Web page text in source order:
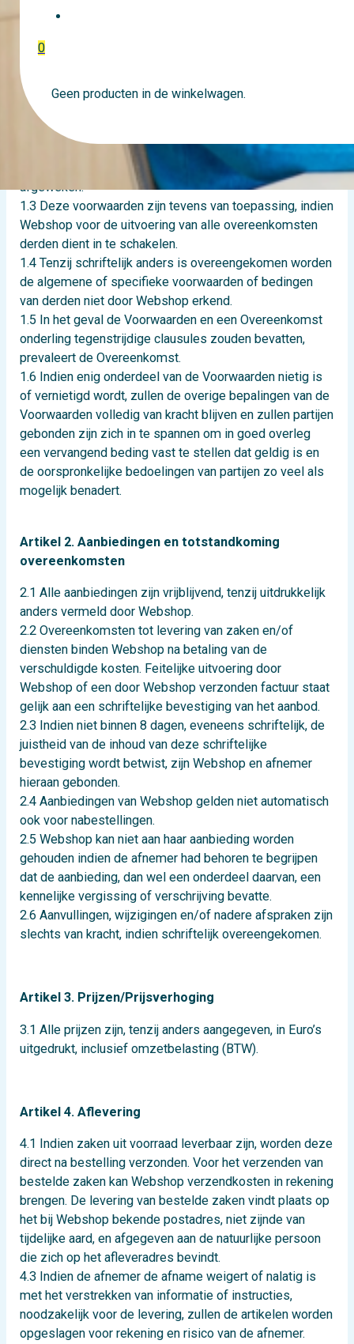
0
Geen producten in de winkelwagen.
1.1 Onder ‘Webshop’ wordt in deze algemene
verkoopvoorwaarden verstaan: VITAWEBSHOP
1.2 Deze voorwaarden maken deel uit van alle
aanbiedingen van en overeenkomsten met Webshop
voor zover daarvan niet uitdrukkelijk schriftelijk is
afgeweken.
1.3 Deze voorwaarden zijn tevens van toepassing, indien
Webshop voor de uitvoering van alle overeenkomsten
derden dient in te schakelen.
1.4 Tenzij schriftelijk anders is overeengekomen worden
de algemene of specifieke voorwaarden of bedingen
van derden niet door Webshop erkend.
1.5 In het geval de Voorwaarden en een Overeenkomst
onderling tegenstrijdige clausules zouden bevatten,
prevaleert de Overeenkomst.
1.6 Indien enig onderdeel van de Voorwaarden nietig is
of vernietigd wordt, zullen de overige bepalingen van de
Voorwaarden volledig van kracht blijven en zullen partijen
gebonden zijn zich in te spannen om in goed overleg
een vervangend beding vast te stellen dat geldig is en
de oorspronkelijke bedoelingen van partijen zo veel als
mogelijk benadert.
Artikel 2. Aanbiedingen en totstandkoming
overeenkomsten
2.1 Alle aanbiedingen zijn vrijblijvend, tenzij uitdrukkelijk
anders vermeld door Webshop.
2.2 Overeenkomsten tot levering van zaken en/of
diensten binden Webshop na betaling van de
verschuldigde kosten. Feitelijke uitvoering door
Webshop of een door Webshop verzonden factuur staat
gelijk aan een schriftelijke bevestiging van het aanbod.
2.3 Indien niet binnen 8 dagen, eveneens schriftelijk, de
juistheid van de inhoud van deze schriftelijke
bevestiging wordt betwist, zijn Webshop en afnemer
hieraan gebonden.
2.4 Aanbiedingen van Webshop gelden niet automatisch
ook voor nabestellingen.
2.5 Webshop kan niet aan haar aanbieding worden
gehouden indien de afnemer had behoren te begrijpen
dat de aanbieding, dan wel een onderdeel daarvan, een
kennelijke vergissing of verschrijving bevatte.
2.6 Aanvullingen, wijzigingen en/of nadere afspraken zijn
slechts van kracht, indien schriftelijk overeengekomen.
Artikel 3. Prijzen/Prijsverhoging
3.1 Alle prijzen zijn, tenzij anders aangegeven, in Euro’s
uitgedrukt, inclusief omzetbelasting (BTW).
Artikel 4. Aflevering
4.1 Indien zaken uit voorraad leverbaar zijn, worden deze
direct na bestelling verzonden. Voor het verzenden van
bestelde zaken kan Webshop verzendkosten in rekening
brengen. De levering van bestelde zaken vindt plaats op
het bij Webshop bekende postadres, niet zijnde van
tijdelijke aard, en afgegeven aan de natuurlijke persoon
die zich op het afleveradres bevindt.
4.3 Indien de afnemer de afname weigert of nalatig is
met het verstrekken van informatie of instructies,
noodzakelijk voor de levering, zullen de artikelen worden
opgeslagen voor rekening en risico van de afnemer.